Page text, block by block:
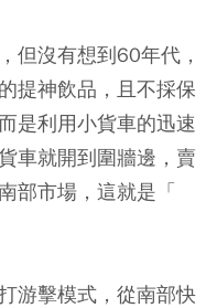
但沒有想到60年代，
提神飲品，且不採保
是利用小貨車的迅速
車就開到圍牆邊，賣
部市場，這就是「
游擊模式，從南部快